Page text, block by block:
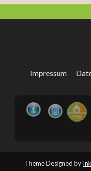
Impressum
Theme Designed by